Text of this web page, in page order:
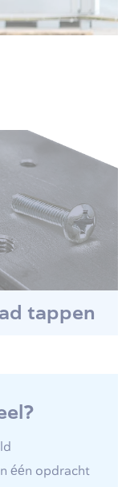
tappen
één opdracht